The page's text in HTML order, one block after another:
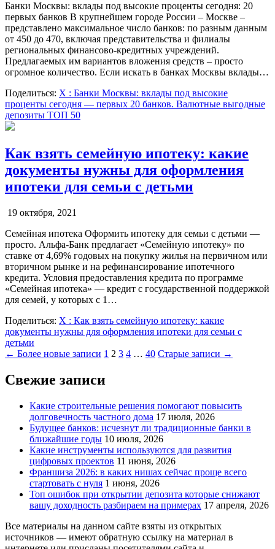
Банки Москвы: вклады под высокие проценты сегодня: 20
первых банков В крупнейшем городе России – Москве –
представлено максимальное число банков: по разным данным
от 450 до 470, включая представительства и филиалы
региональных финансово-кредитных учреждений.
Предлагаемых им вариантов вложения средств – просто
огромное количество. Если искать в банках Москвы вклады…
Поделиться: X : Банки Москвы: вклады под высокие
проценты сегодня — первых 20 банков. Валютные выгодные
депозиты ТОП 50
Как взять семейную ипотеку: какие
документы нужны для оформления
ипотеки для семьи с детьми
19 октября, 2021
Семейная ипотека Оформить ипотеку для семьи с детьми —
просто. Альфа⁠-⁠Банк предлагает «Семейную ипотеку» по
ставке от 4,69% годовых на покупку жилья на первичном или
вторичном рынке и на рефинансирование ипотечного
кредита. Условия предоставления кредита по программе
«Семейная ипотека» — кредит с государственной поддержкой
для семей, у которых с 1…
Поделиться: X : Как взять семейную ипотеку: какие
документы нужны для оформления ипотеки для семьи с
детьми
Пагинация
записей
← Более новые записи 1 2 3 4 … 40 Старые записи →
Свежие записи
Какие строительные решения помогают повысить
долговечность частного дома 17 июля, 2026
Будущее банков: исчезнут ли традиционные банки в
ближайшие годы 10 июля, 2026
Какие инструменты используются для развития
цифровых проектов 11 июня, 2026
Франшиза 2026: в каких нишах сейчас проще всего
стартовать с нуля 1 июня, 2026
Топ ошибок при открытии депозита которые снижают
вашу доходность разбираем на примерах 17 апреля, 2026
Все материалы на данном сайте взяты из открытых
источников — имеют обратную ссылку на материал в